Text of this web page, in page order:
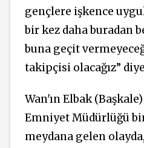
gençlere işkence
bir kez daha buradan
buna geçit
takipçisi olacağız”
Wan'ın Elbak
Emniyet Müdürlüğü
meydana gelen